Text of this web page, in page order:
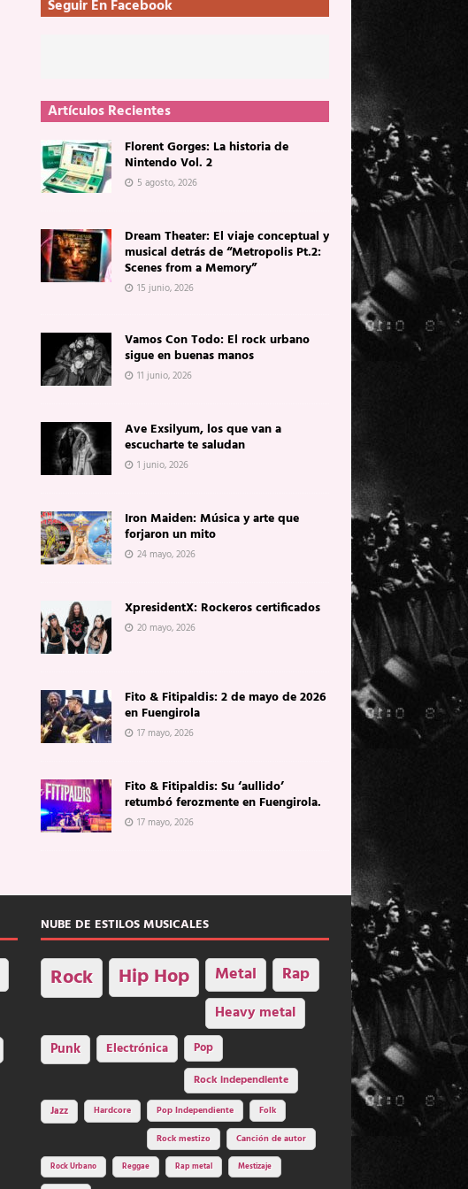
Seguir En Facebook
Artículos Recientes
Florent Gorges: La historia de
Nintendo Vol. 2
5 agosto, 2026
Dream Theater: El viaje conceptual y
musical detrás de “Metropolis Pt.2:
Scenes from a Memory”
15 junio, 2026
Vamos Con Todo: El rock urbano
sigue en buenas manos
11 junio, 2026
Ave Exsilyum, los que van a
escucharte te saludan
1 junio, 2026
Iron Maiden: Música y arte que
forjaron un mito
24 mayo, 2026
XpresidentX: Rockeros certificados
20 mayo, 2026
Fito & Fitipaldis: 2 de mayo de 2026
en Fuengirola
17 mayo, 2026
Fito & Fitipaldis: Su ‘aullido’
retumbó ferozmente en Fuengirola.
17 mayo, 2026
NUBE DE ESTILOS MUSICALES
Rock Hip Hop Metal Rap
Heavy metal
Punk Electrónica
Pop
Rock independiente
Jazz Hardcore Pop Independiente Folk
Rock mestizo Canción de autor
Rock Urbano Reggae Rap metal Mestizaje